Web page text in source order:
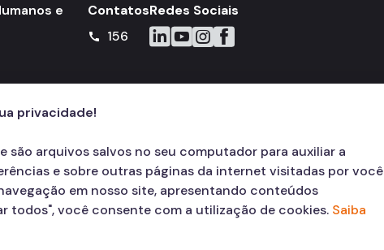
e
Contatos
call 156
Redes Sociais
Icone do LinkedIn
Icone do YouTube
Icone do Instagram
Icone do Facebook
privacidade!
são arquivos salvos no seu computador para auxiliar a
e sobre outras páginas da internet visitadas por você
em nosso site, apresentando conteúdos
todos", você consente com a utilização de cookies. Saiba